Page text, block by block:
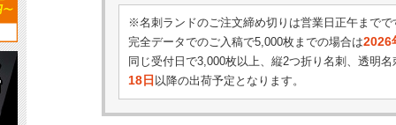
※名刺ランドのご注文締め切りは営業日正午までで
完全データでのご入稿で5,000枚までの場合は2026
同じ受付日で3,000枚以上、縦2つ折り名刺、透明名
18日 以降の出荷予定となります。